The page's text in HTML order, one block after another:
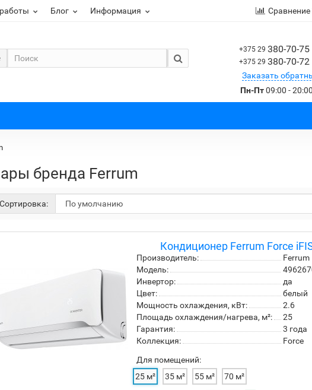
Блог Информация Сравнение
+375 29 380-70-75
+375 29 380-70-72
Заказать
Пн-Пт09:00 - 20:00
бренда Ferrum
Сортировка:
Кондиционер Ferrum Force
Производитель:
Ferrum
Модель:
Инвертор:
да
Цвет:
белый
Мощность охлаждения, кВт:
2.6
Площадь охлаждения/нагрева, м²:
25
Гарантия:
3 года
Коллекция:
Force
Для помещений:
25 м²
35 м² 55 м² 70 м²